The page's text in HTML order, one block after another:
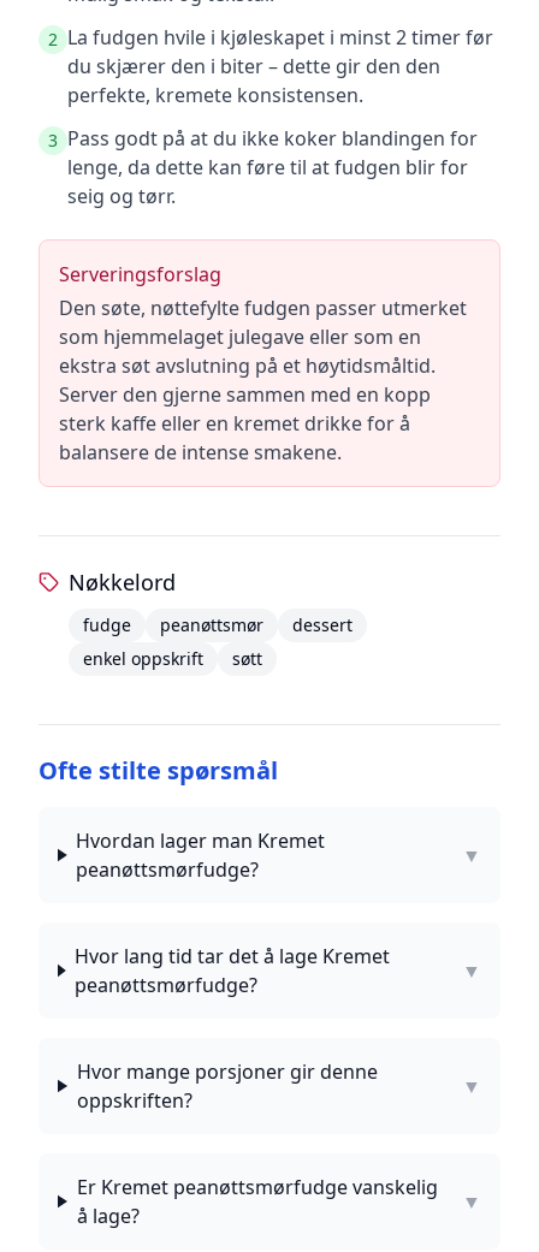
2 La fudgen hvile i kjøleskapet i minst 2 timer før
du skjærer den i biter – dette gir den den
perfekte, kremete konsistensen.
3 Pass godt på at du ikke koker blandingen for
lenge, da dette kan føre til at fudgen blir for
seig og tørr.
Serveringsforslag
Den søte, nøttefylte fudgen passer utmerket
som hjemmelaget julegave eller som en
ekstra søt avslutning på et høytidsmåltid.
Server den gjerne sammen med en kopp
sterk kaffe eller en kremet drikke for å
balansere de intense smakene.
Nøkkelord
fudge peanøttsmør
dessert
enkel oppskrift
søtt
Ofte stilte spørsmål
Hvordan lager man Kremet
peanøttsmørfudge?
▼
Hvor lang tid tar det å lage Kremet
peanøttsmørfudge?
▼
Hvor mange porsjoner gir denne
oppskriften?
▼
Er Kremet peanøttsmørfudge vanskelig
å lage?
▼